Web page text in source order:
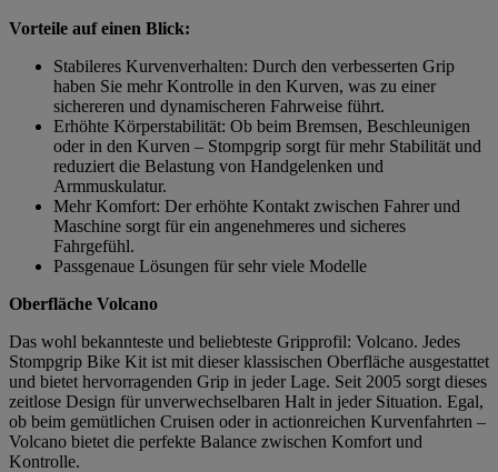
Vorteile auf einen Blick:
Stabileres Kurvenverhalten: Durch den verbesserten Grip
haben Sie mehr Kontrolle in den Kurven, was zu einer
sichereren und dynamischeren Fahrweise führt.
Erhöhte Körperstabilität: Ob beim Bremsen, Beschleunigen
oder in den Kurven – Stompgrip sorgt für mehr Stabilität und
reduziert die Belastung von Handgelenken und
Armmuskulatur.
Mehr Komfort: Der erhöhte Kontakt zwischen Fahrer und
Maschine sorgt für ein angenehmeres und sicheres
Fahrgefühl.
Passgenaue Lösungen für sehr viele Modelle
Oberfläche Volcano
Das wohl bekannteste und beliebteste Gripprofil: Volcano. Jedes
Stompgrip Bike Kit ist mit dieser klassischen Oberfläche ausgestattet
und bietet hervorragenden Grip in jeder Lage. Seit 2005 sorgt dieses
zeitlose Design für unverwechselbaren Halt in jeder Situation. Egal,
ob beim gemütlichen Cruisen oder in actionreichen Kurvenfahrten –
Volcano bietet die perfekte Balance zwischen Komfort und
Kontrolle.